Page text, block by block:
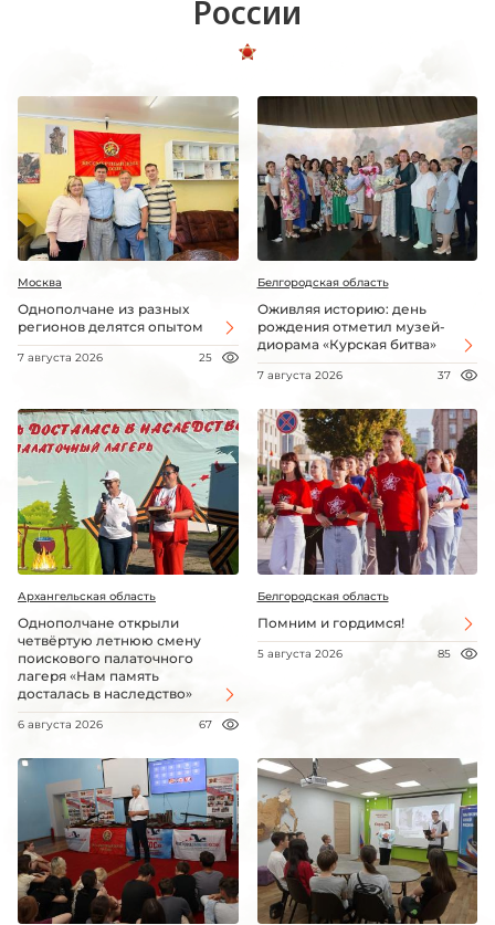
России
Москва
Однополчане из разных
регионов делятся опытом
7 августа 2026 25
Белгородская область
Оживляя историю: день
рождения отметил музей-
диорама «Курская битва»
7 августа 2026 37
Архангельская область
Однополчане открыли
четвёртую летнюю смену
поискового палаточного
лагеря «Нам память
досталась в наследство»
6 августа 2026 67
Белгородская область
Помним и гордимся!
5 августа 2026 85